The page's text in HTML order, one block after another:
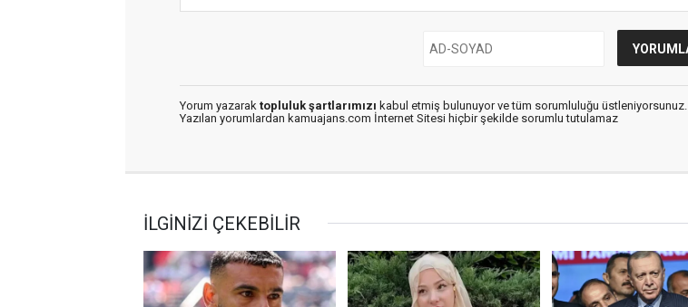
Yorum yazarak topluluk şartlarımızı kabul etmiş bulunuyor ve tüm sorumluluğu üstleniyorsunuz.
Yazılan yorumlardan kamuajans.com İnternet Sitesi hiçbir şekilde sorumlu tutulamaz